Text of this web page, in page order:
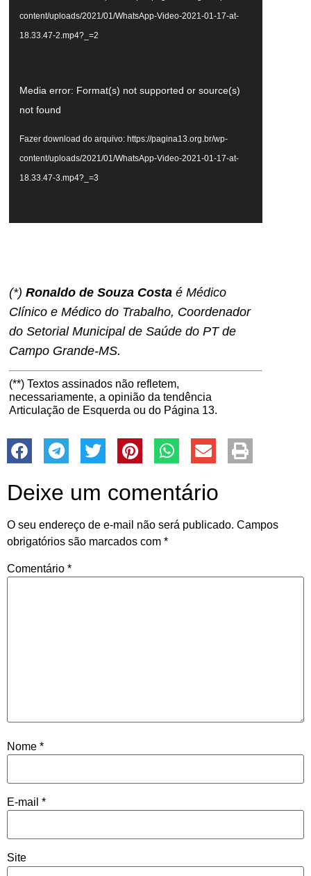
content/uploads/2021/01/WhatsApp-Video-2021-01-17-at-
18.33.47-2.mp4?_=2
Tocador
de
Media error: Format(s) not supported or source(s)
not found
Fazer download do arquivo: https://pagina13.org.br/wp-
content/uploads/2021/01/WhatsApp-Video-2021-01-17-at-
18.33.47-3.mp4?_=3
(*) Ronaldo de Souza Costa é Médico
Clínico e Médico do Trabalho, Coordenador
do Setorial Municipal de Saúde do PT de
Campo Grande-MS.
(**) Textos assinados não refletem,
necessariamente, a opinião da tendência
Articulação de Esquerda ou do Página 13.
Deixe um comentário
O seu endereço de e-mail não será publicado. Campos
obrigatórios são marcados com *
Comentário *
Nome *
E-mail *
Site